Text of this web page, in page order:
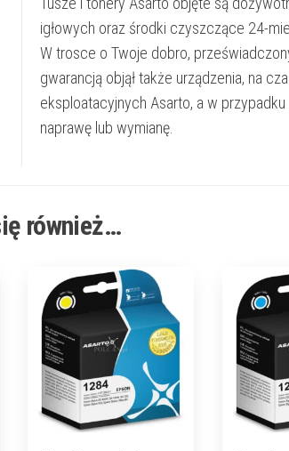
igłowych oraz środki czyszczące 24-
W trosce o Twoje dobro,
gwarancją objął także urządzenia, na
eksploatacyjnych Asarto, a w
naprawę lub wymianę.
również…